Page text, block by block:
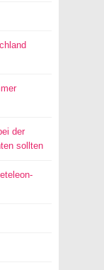
der
sollten